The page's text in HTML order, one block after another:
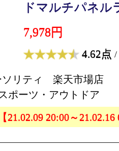
ドマルチパネル
7,978円
4.62点 /
ソリティ 楽天市場店
ポーツ・アウトドア
21.02.09 20:00～21.02.16